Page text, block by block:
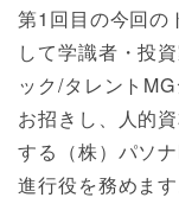
第1回目の今回の
して学識者・投
ック/タレント
お招きし、人的
する（株）パソ
進行役を務めます